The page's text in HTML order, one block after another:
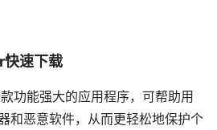
速下载
功能强大的应用程序，可帮助用
和恶意软件，从而更轻松地保护个